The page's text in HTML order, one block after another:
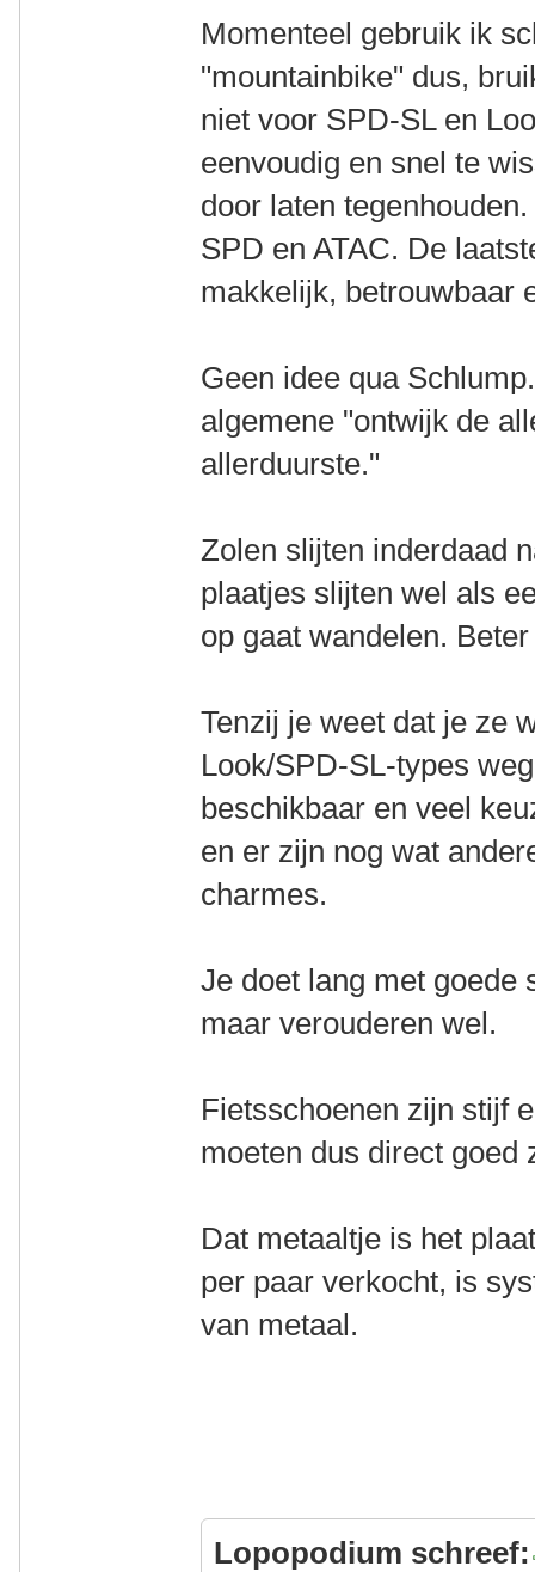
Momenteel gebruik ik
"mountainbike" dus,
niet voor SPD-SL en
eenvoudig en snel te
door laten
SPD en ATAC. De
makkelijk, betrouwbaar
Geen idee qua
algemene "ontwijk de
allerduurste."
Zolen slijten inderdaad
plaatjes slijten wel als
op gaat wandelen.
Tenzij je weet dat je ze
Look/SPD-SL-types
beschikbaar en veel
en er zijn nog wat
charmes.
Je doet lang met goede
maar verouderen wel.
Fietsschoenen zijn stijf
moeten dus direct goed
Dat metaaltje is het
per paar verkocht, is
van metaal.
Lopopodium schreef: